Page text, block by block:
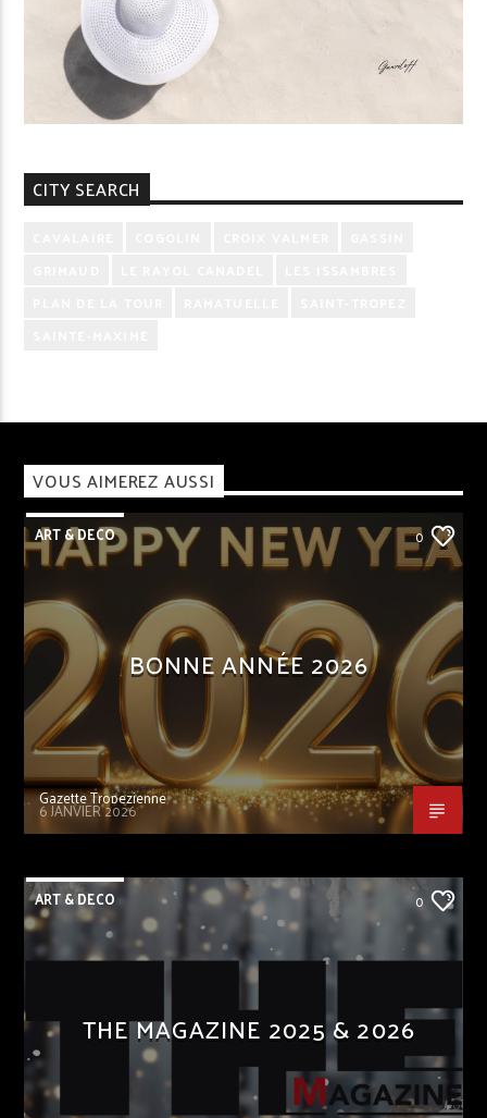
CITY SEARCH
VOUS AIMEREZ AUSSI
ART & DECO 0
BONNE ANNÉE 2026
Gazette Tropezienne
6 JANVIER 2026
ART & DECO 0
THE MAGAZINE 2025 & 2026